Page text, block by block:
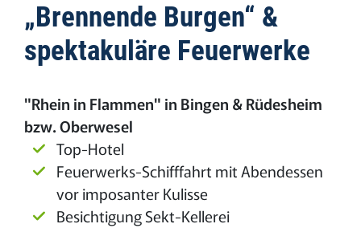
„Brennende Burgen“ &
spektakuläre Feuerwerke
"Rhein in Flammen" in Bingen & Rüdesheim
bzw. Oberwesel
Top-Hotel
Feuerwerks-Schifffahrt mit Abendessen
vor imposanter Kulisse
Besichtigung Sekt-Kellerei